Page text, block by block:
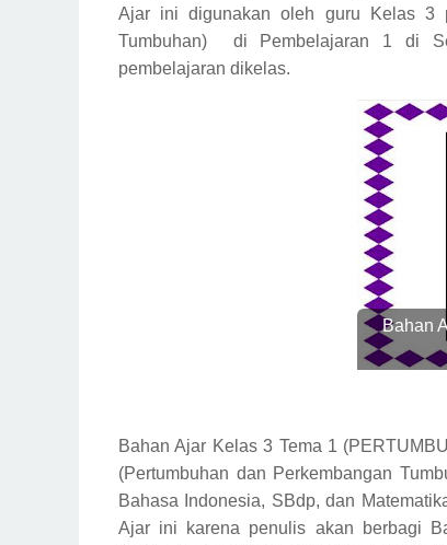
Ajar ini digunakan oleh guru Kelas 3
Tumbuhan)
di Pembelajaran 1 di
pembelajaran dikelas.
Bahan
Bahan Ajar Kelas 3 Tema 1
(Pertumbuhan dan Perkembangan
Bahasa Indonesia, SBdp, dan
Ajar ini karena penulis akan berbagi